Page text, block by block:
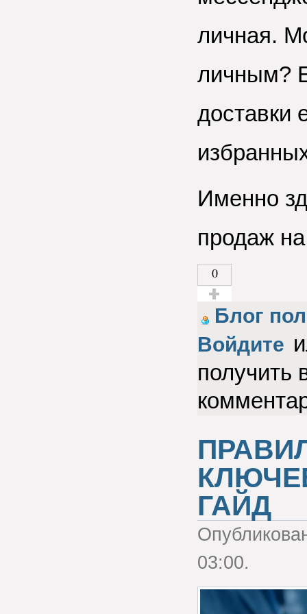
личная.
личным?
доставки
Именно
продаж
0
Голос за!
Блог
Войдите
получить
ГАЙД
03:00.